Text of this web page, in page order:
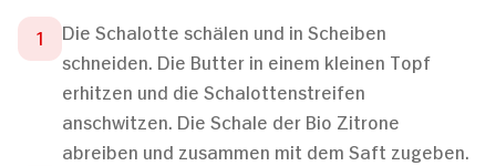
Die Schalotte schälen und in Scheiben
schneiden. Die Butter in einem kleinen Topf
erhitzen und die Schalottenstreifen
anschwitzen. Die Schale der Bio Zitrone
abreiben und zusammen mit dem Saft zugeben.